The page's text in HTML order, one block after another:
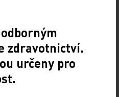
regionální síť fungovala
center nevzniká
spolupráci
MUDr.…
zdravotnictví.
určeny pro